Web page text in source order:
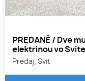
PREDANÉ / Dve
elektrinou vo Svite
Predaj, Svit